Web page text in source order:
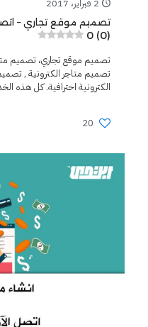
2 فبراير، 2017
تصميم موقع تجاري – اتصل الآن
0 (0)
تصميم موقع تجاري، تصميم
تصميم متاجر الكترونية ,
الكترونية احترافية. كل هذه
20